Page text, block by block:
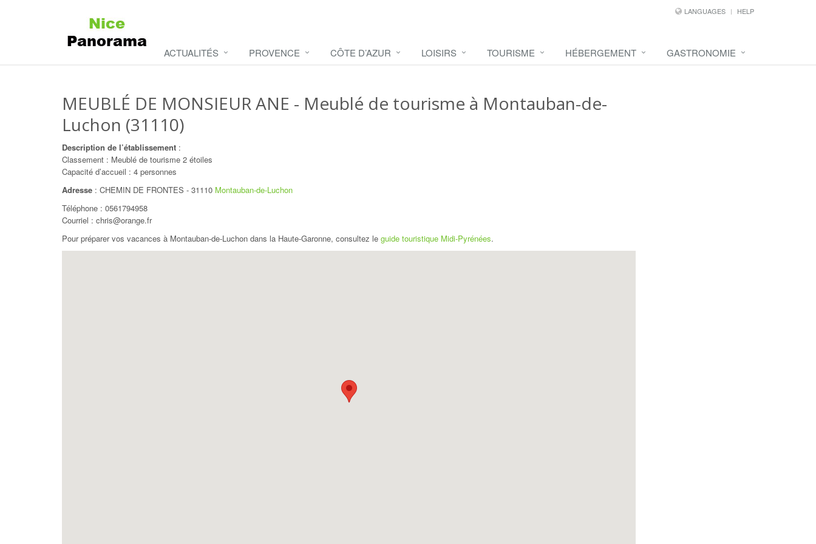
LANGUAGES HELP
ACTUALITÉS PROVENCE CÔTE D’AZUR LOISIRS TOURISME HÉBERGEMENT GASTRONOMIE
MEUBLÉ DE MONSIEUR ANE - Meublé de tourisme à Montauban-de-
Luchon (31110)
Description de l’établissement :
Classement : Meublé de tourisme 2 étoiles
Capacité d’accueil : 4 personnes
Adresse : CHEMIN DE FRONTES - 31110 Montauban-de-Luchon
Téléphone : 0561794958
Courriel : chris@orange.fr
Pour préparer vos vacances à Montauban-de-Luchon dans la Haute-Garonne, consultez le guide touristique Midi-Pyrénées.